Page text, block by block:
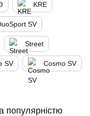
KRE
SV
Street
SV Cosmo SV
популярністю